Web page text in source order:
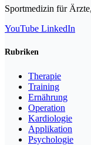
Sportmedizin für
YouTube LinkedIn
Rubriken
Therapie
Training
Ernährung
Operation
Kardiologie
Applikation
Psychologie